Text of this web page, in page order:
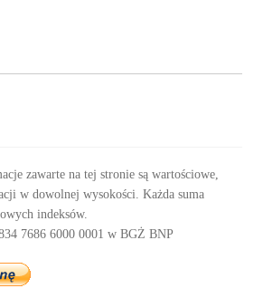
zawarte na tej stronie są wartościowe,
w dowolnej wysokości. Każda suma
indeksów.
7686 6000 0001 w BGŻ BNP